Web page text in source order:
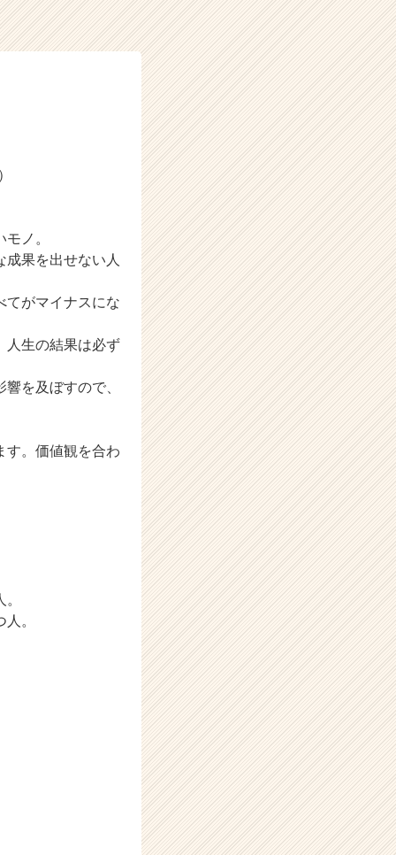
ノ。
果を出せない人
てがマイナスにな
人生の結果は必ず
を及ぼすので、
す。価値観を合わ
。